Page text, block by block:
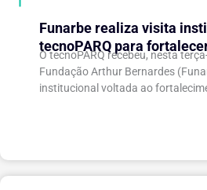
Funarbe realiza visita
tecnoPARQ para
gestão da inovação
O tecnoPARQ recebeu, nesta
Fundação Arthur Bernardes
institucional voltada ao